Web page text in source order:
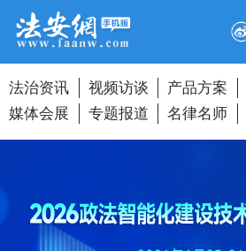
法治资讯 视频访谈 产品方案
媒体会展
专题报道 名律名师